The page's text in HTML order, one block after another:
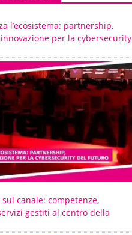
l’ecosistema: partnership,
per la cybersecurity
canale: competenze,
gestiti al centro della